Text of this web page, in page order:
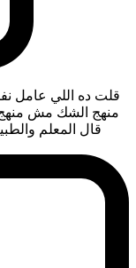
قلت ده اللي عامل
منهج الشك مش منهج
قال المعلم